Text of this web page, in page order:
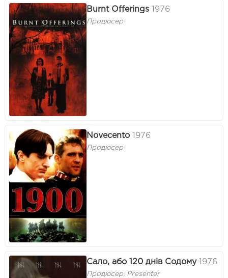
Burnt Offerings 1976
Продюсер
Novecento 1976
Продюсер
Сало, або 120 днів Содому 1976
Продюсер, Presenter